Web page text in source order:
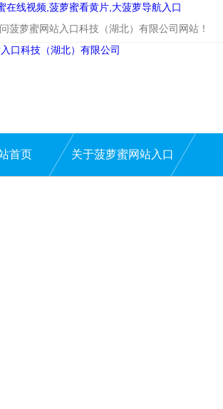
在线视频,菠萝蜜看黄片,大菠萝导航入口
问菠萝蜜网站入口科技（湖北）有限公司网站！
首页 关于菠萝蜜网站入口